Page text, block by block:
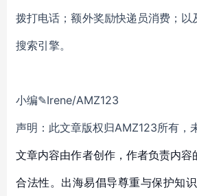
拨打电话；额外奖励快递员消费；以
搜索引擎。
小编✎Irene/AMZ123
声明：此文章版权归AMZ123所有，
文章内容由作者创作，作者负责内容
合法性。出海易倡导尊重与保护知